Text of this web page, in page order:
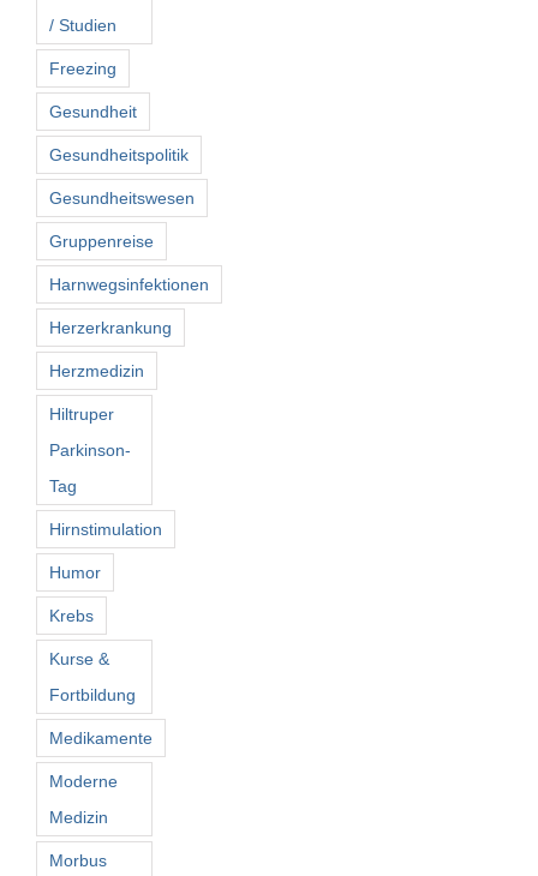
/ Studien
Freezing
Gesundheit
Gesundheitspolitik
Gesundheitswesen
Gruppenreise
Harnwegsinfektionen
Herzerkrankung
Herzmedizin
Hiltruper
Parkinson-
Tag
Hirnstimulation
Humor
Krebs
Kurse &
Fortbildung
Medikamente
Moderne
Medizin
Morbus